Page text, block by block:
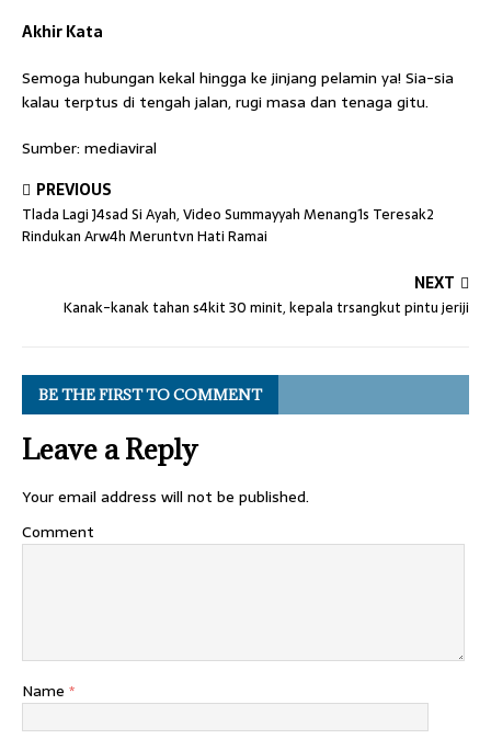
Akhir Kata
Semoga hubungan kekal hingga ke jinjang pelamin ya! Sia-sia
kalau terptus di tengah jalan, rugi masa dan tenaga gitu.
Sumber: mediaviral
PREVIOUS
Tlada Lagi J4sad Si Ayah, Video Summayyah Menang1s Teresak2
Rindukan Arw4h Meruntvn Hati Ramai
NEXT
Kanak-kanak tahan s4kit 30 minit, kepala trsangkut pintu jeriji
BE THE FIRST TO COMMENT
Leave a Reply
Your email address will not be published.
Comment
Name *